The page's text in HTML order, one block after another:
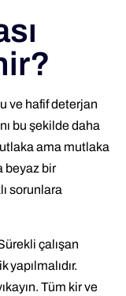
ve hafif deterjan
bu şekilde daha
ama mutlaka
beyaz bir
sorunlara
çalışan
Tüm kir ve